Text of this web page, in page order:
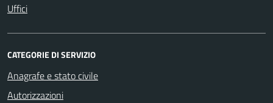
Uffici
CATEGORIE DI SERVIZIO
Anagrafe e stato civile
Autorizzazioni